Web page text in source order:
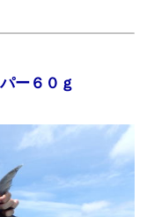
ー６０ｇ